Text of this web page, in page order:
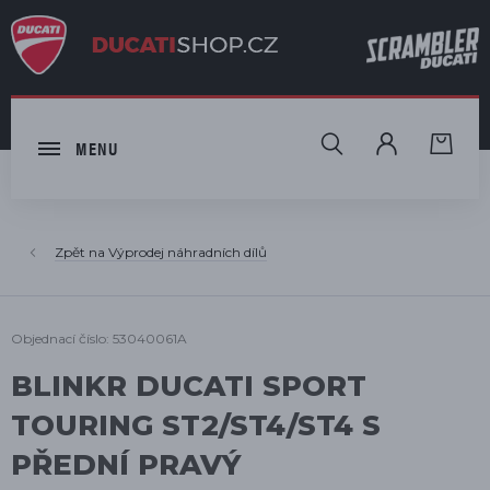
MENU HLEDAT
Výprodej náhradních dílů
Objednací číslo: 53040061A
BLINKR DUCATI SPORT
TOURING ST2/ST4/ST4 S
PŘEDNÍ PRAVÝ